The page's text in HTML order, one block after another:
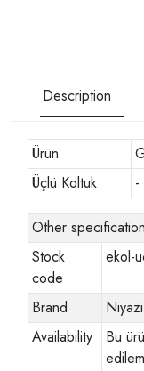
Description
Ürün
Üçlü Koltuk
-
Other
Stock
code
ekol-
Brand
Availability
Bu